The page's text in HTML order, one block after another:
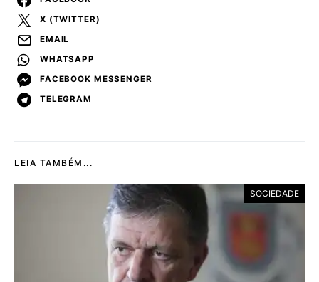
X (TWITTER)
EMAIL
WHATSAPP
FACEBOOK MESSENGER
TELEGRAM
LEIA TAMBÉM...
SOCIEDADE